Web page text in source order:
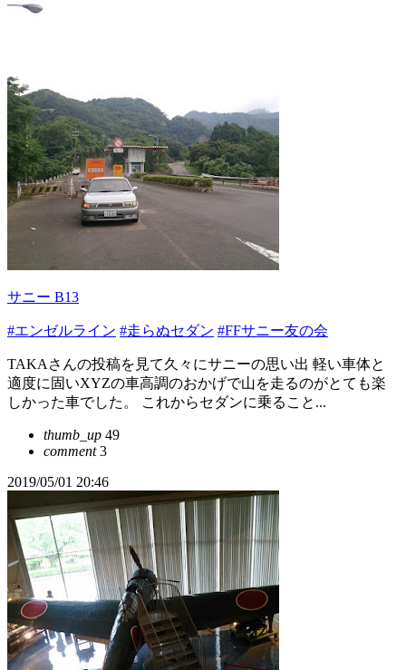
サニー B13
#エンゼルライン #走らぬセダン #FFサニー友の会
TAKAさんの投稿を見て久々にサニーの思い出 軽い車体と
適度に固いXYZの車高調のおかげで山を走るのがとても楽
しかった車でした。 これからセダンに乗ること...
thumb_up 49
comment3
2019/05/01 20:46